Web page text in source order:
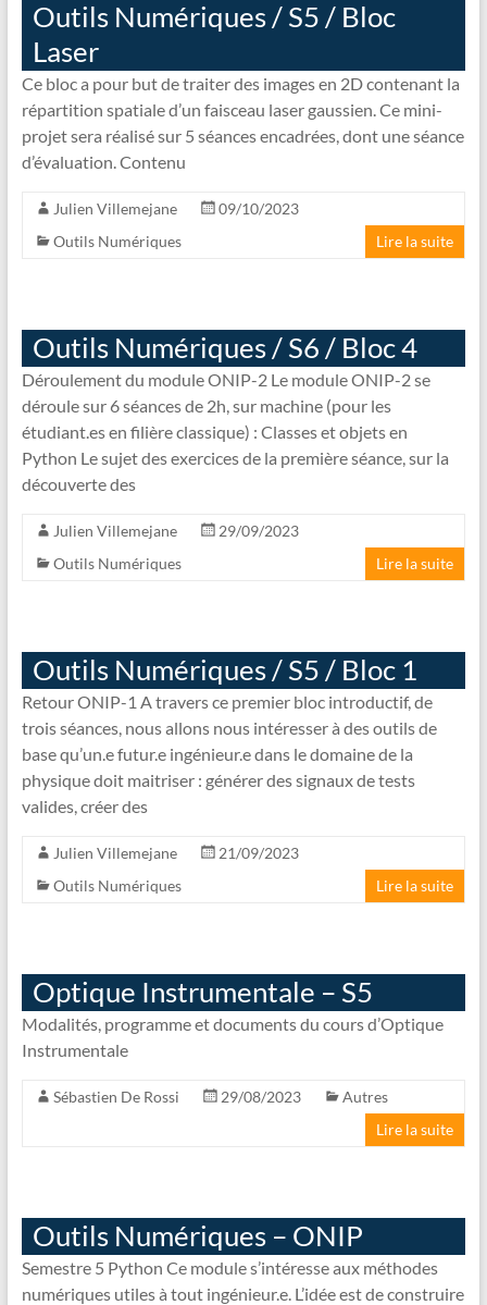
Outils Numériques / S5 / Bloc
Laser
Ce bloc a pour but de traiter des images en 2D contenant la
répartition spatiale d’un faisceau laser gaussien. Ce mini-
projet sera réalisé sur 5 séances encadrées, dont une séance
d’évaluation. Contenu
Julien Villemejane
09/10/2023
Outils Numériques
Lire la suite
Outils Numériques / S6 / Bloc 4
Déroulement du module ONIP-2 Le module ONIP-2 se
déroule sur 6 séances de 2h, sur machine (pour les
étudiant.es en filière classique) : Classes et objets en
Python Le sujet des exercices de la première séance, sur la
découverte des
Julien Villemejane
29/09/2023
Outils Numériques
Lire la suite
Outils Numériques / S5 / Bloc 1
Retour ONIP-1 A travers ce premier bloc introductif, de
trois séances, nous allons nous intéresser à des outils de
base qu’un.e futur.e ingénieur.e dans le domaine de la
physique doit maitriser : générer des signaux de tests
valides, créer des
Julien Villemejane
21/09/2023
Outils Numériques
Lire la suite
Optique Instrumentale – S5
Modalités, programme et documents du cours d’Optique
Instrumentale
Sébastien De Rossi 29/08/2023
Autres
Lire la suite
Outils Numériques – ONIP
Semestre 5 Python Ce module s’intéresse aux méthodes
numériques utiles à tout ingénieur.e. L’idée est de construire